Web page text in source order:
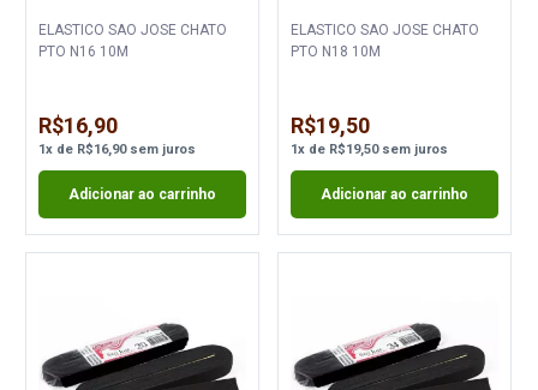
ELASTICO SAO JOSE CHATO
PTO N16 10M
R$16,90
1x de R$16,90sem juros
Adicionar ao carrinho
ELASTICO SAO JOSE CHATO
PTO N18 10M
R$19,50
1xde R$19,50sem juros
Adicionar ao carrinho